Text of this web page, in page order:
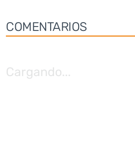
COMENTARIOS
Cargando...